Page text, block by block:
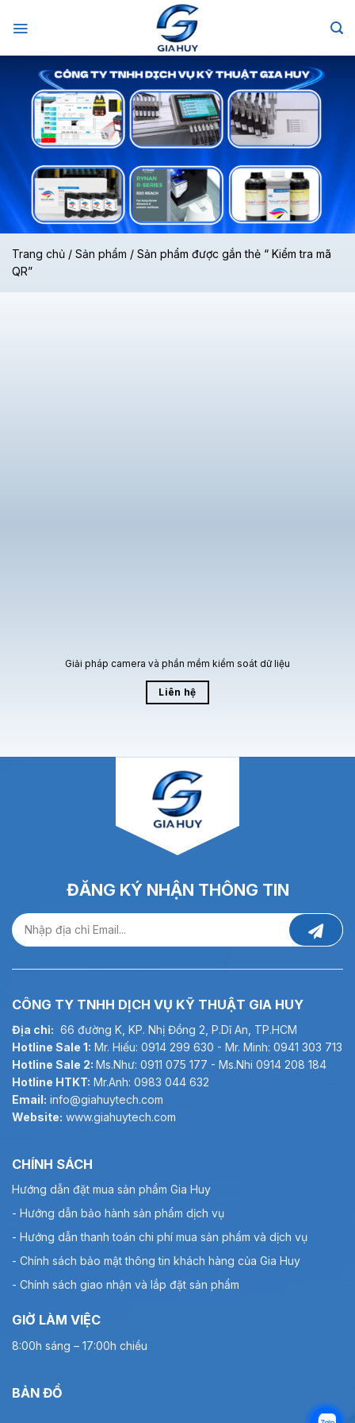
đến
dung
Trang chủ / Sản phẩm / Sản phẩm được gắn thẻ “ Kiểm tra mã
QR”
Giải pháp camera và phần mềm kiểm soát dữ liệu
Liên hệ
ĐĂNG KÝ NHẬN THÔNG TIN
CÔNG TY TNHH DỊCH VỤ KỸ THUẬT GIA HUY
Địa chỉ: 66 đường K, KP. Nhị Đồng 2, P.Dĩ An, TP.HCM
Hotline Sale 1: Mr. Hiếu: 0914 299 630 - Mr. Minh: 0941 303 713
Hotline Sale 2: Ms.Như: 0911 075 177 - Ms.Nhi 0914 208 184
Hotline HTKT: Mr.Anh: 0983 044 632
Email: info@giahuytech.com
Website: www.giahuytech.com
CHÍNH SÁCH
Hướng dẫn đặt mua sản phẩm Gia Huy
- Hướng dẫn bảo hành sản phẩm dịch vụ
- Hướng dẫn thanh toán chi phí mua sản phẩm và dịch vụ
- Chính sách bảo mật thông tin khách hàng của Gia Huy
- Chính sách giao nhận và lắp đặt sản phẩm
GIỜ LÀM VIỆC
8:00h sáng – 17:00h chiều
BẢN ĐỒ